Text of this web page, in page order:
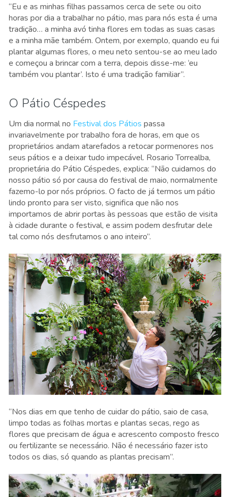
“Eu e as minhas filhas passamos cerca de sete ou oito
horas por dia a trabalhar no pátio, mas para nós esta é uma
tradição… a minha avó tinha flores em todas as suas casas
e a minha mãe também. Ontem, por exemplo, quando eu fui
plantar algumas flores, o meu neto sentou-se ao meu lado
e começou a brincar com a terra, depois disse-me: ‘eu
também vou plantar’. Isto é uma tradição familiar”.
O Pátio Céspedes
Um dia normal no Festival dos Pátios passa
invariavelmente por trabalho fora de horas, em que os
proprietários andam atarefados a retocar pormenores nos
seus pátios e a deixar tudo impecável. Rosario Torrealba,
proprietária do Pátio Céspedes, explica: “Não cuidamos do
nosso pátio só por causa do festival de maio, normalmente
fazemo-lo por nós próprios. O facto de já termos um pátio
lindo pronto para ser visto, significa que não nos
importamos de abrir portas às pessoas que estão de visita
à cidade durante o festival, e assim podem desfrutar dele
tal como nós desfrutamos o ano inteiro”.
“Nos dias em que tenho de cuidar do pátio, saio de casa,
limpo todas as folhas mortas e plantas secas, rego as
flores que precisam de água e acrescento composto fresco
ou fertilizante se necessário. Não é necessário fazer isto
todos os dias, só quando as plantas precisam”.